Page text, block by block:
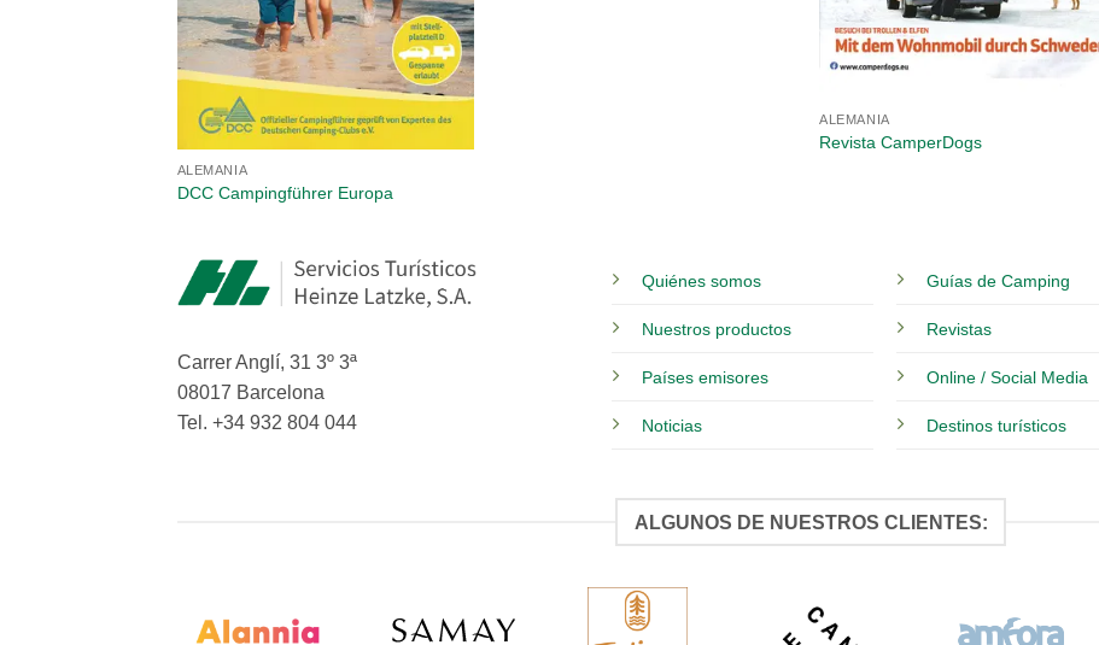
ALEMANIA
DCC Campingführer Europa
ALEMANIA
Revista CamperDogs
Carrer Anglí, 31 3º 3ª
08017 Barcelona
Tel. +34 932 804 044
Quiénes somos
Nuestros productos
Países emisores
Noticias
Guías de Camping
Revistas
Online / Social Media
Destinos turísticos
ALGUNOS DE NUESTROS CLIENTES: